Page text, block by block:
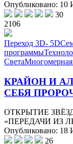
Опубликовано: 10
30
2106
Переход 3D- 5D
программы
СветаМногомерная
КРАЙОН И
СЕБЯ
ОТКРЫТИЕ
«ПЕРЕДАЧИ ИЗ
Опубликовано: 18
26